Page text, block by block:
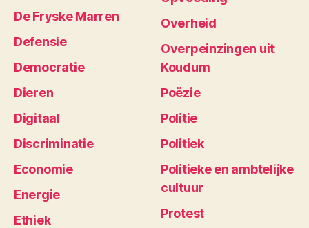
De Fryske Marren
Defensie
Democratie
Dieren
Digitaal
Discriminatie
Economie
Energie
Ethiek
Overheid
Overpeinzingen uit
Koudum
Poëzie
Politie
Politiek
Politieke en ambtelijke
cultuur
Protest